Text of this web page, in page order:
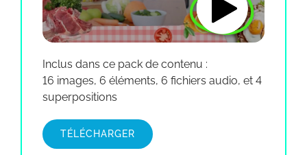
Inclus dans ce pack de contenu :
16 images, 6 éléments, 6 fichiers audio, et 4
superpositions
TÉLÉCHARGER